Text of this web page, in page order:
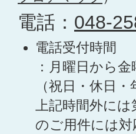
電話： 048-
電話受付時間
：月曜日から
（祝日・休日・
上記時間外に
のご用件には対